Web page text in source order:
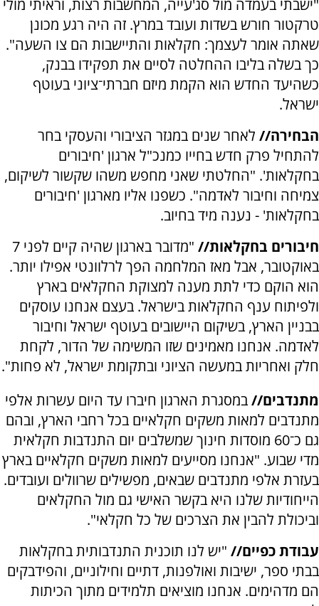
"ישבתי בעמדה מול סג'עייה, המחשבות רצות, וראיתי מולי
טרקטור חורש בשדות ועובד במרץ. זה היה רגע מכונן
שאתה אומר לעצמך: חקלאות והתיישבות הם צו השעה".
כך בשלה בליבו ההחלטה לסיים את תפקידו בבנק,
כשהיעד החדש הוא הקמת מיזם חברתי־ציוני בעוטף
ישראל.
הבחירה// לאחר שנים במגזר הציבורי והעסקי בחר
להתחיל פרק חדש בחייו כמנכ"ל ארגון 'חיבורים
בחקלאות'. "החלטתי שאני מחפש משהו שקשור לשיקום,
צמיחה וחיבור לאדמה". כשפנו אליו מארגון 'חיבורים
בחקלאות' - נענה מיד בחיוב.
חיבורים בחקלאות//
"מדובר בארגון שהיה קיים לפני 7
באוקטובר, אבל מאז המלחמה הפך לרלוונטי אפילו יותר.
הוא הוקם כדי לתת מענה למצוקת החקלאים בארץ
ולפיתוח ענף החקלאות בישראל. בעצם אנחנו עוסקים
בבניין הארץ, בשיקום היישובים בעוטף ישראל וחיבור
לאדמה. אנחנו מאמינים שזו המשימה של הדור, לקחת
חלק ואחריות במעשה הציוני ובתקומת ישראל, לא פחות".
מתנדבים//במסגרת הארגון חיברו עד היום עשרות אלפי
מתנדבים למאות משקים חקלאיים בכל רחבי הארץ, ובהם
גם כ־60 מוסדות חינוך שמשלבים יום התנדבות חקלאית
מדי שבוע. "אנחנו מסייעים למאות משקים חקלאיים בארץ
בעזרת אלפי מתנדבים שבאים, מפשילים שרוולים ועובדים.
הייחודיות שלנו היא בקשר האישי גם מול החקלאים
וביכולת להבין את הצרכים של כל חקלאי".
עבודת כפיים// "יש לנו תוכנית התנדבותית בחקלאות
בבתי ספר, ישיבות ואולפנות, דתיים וחילוניים, והפידבקים
הם מדהימים. אנחנו מוציאים תלמידים מתוך הכיתות